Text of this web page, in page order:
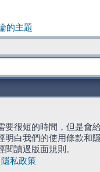
的主題
要很短的時間，但是會
明白我們的使用條款和
讀過版面規則。
隱私政策